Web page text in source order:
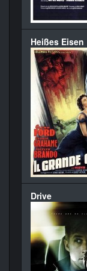
Heißes Eisen
Drive